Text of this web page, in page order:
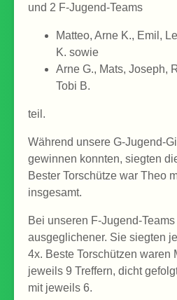
und 2 F-Jugend-Teams
Matteo, Arne K., Emil,
K. sowie
Arne G., Mats, Joseph,
Tobi B.
teil.
Während unsere G-Jugend-
gewinnen konnten, siegten
Bester Torschütze war Theo
insgesamt.
Bei unseren F-Jugend-
ausgeglichener. Sie siegten
4x. Beste Torschützen waren
jeweils 9 Treffern, dicht
mit jeweils 6.